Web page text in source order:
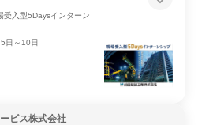
受入型5Daysインターン
5日～10日
ビス株式会社